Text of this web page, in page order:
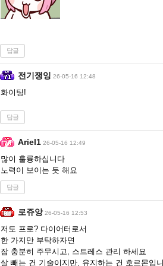
답글
전기쟁잉 26-05-16 12:48
화이팅!
답글
Ariel1 26-05-16 12:49
많이 훌륭하십니다
노력이 보이는 듯 해요
답글
로쥬앙 26-05-16 12:53
저도 프로? 다이어터로서
한 가지만 부탁하자면
잠 충분히 주무시고, 스트레스 관리 하세요
살 빼는 건 기술이지만, 유지하는 건 호르몬입